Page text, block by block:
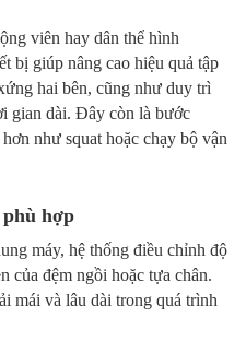
viên hay dân thể hình
bị giúp nâng cao hiệu quả tập
hai bên, cũng như duy trì
gian dài. Đây còn là bước
như squat hoặc chạy bộ vận
hợp
máy, hệ thống điều chỉnh độ
của đệm ngồi hoặc tựa chân.
mái và lâu dài trong quá trình